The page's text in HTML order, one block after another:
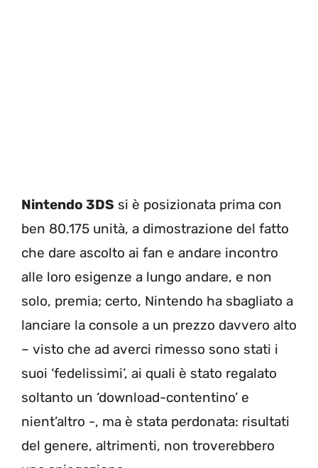
Nintendo 3DS si è posizionata prima con
ben 80.175 unità, a dimostrazione del fatto
che dare ascolto ai fan e andare incontro
alle loro esigenze a lungo andare, e non
solo, premia; certo, Nintendo ha sbagliato a
lanciare la console a un prezzo davvero alto
– visto che ad averci rimesso sono stati i
suoi ‘fedelissimi’, ai quali è stato regalato
soltanto un ‘download-contentino’ e
nient’altro -, ma è stata perdonata: risultati
del genere, altrimenti, non troverebbero